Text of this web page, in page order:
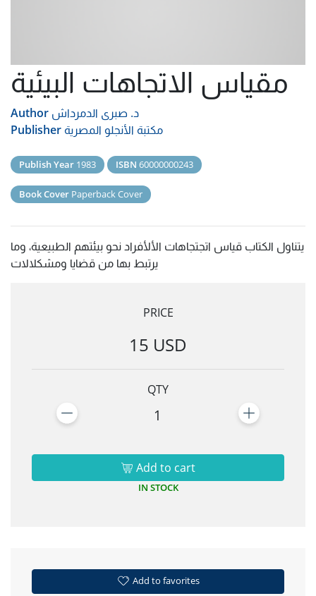
مقياس الاتجاهات البيئية
Author د. صبرى الدمرداش
Publisher مكتبة الأنجلو المصرية
Publish Year 1983 ISBN 60000000243
Book Cover Paperback Cover
يتناول الكتاب قياس اتجتجاهات الألأفراد نحو بيئتهم الطبيعية، وما
يرتبط بها من قضايا ومشكلالات
PRICE
15 USD
QTY
1
Add to cart
IN STOCK
Add to favorites